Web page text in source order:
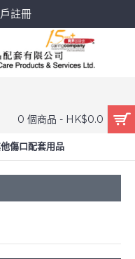
註冊
0 個商品 - HK$0.0
傷口配套用品